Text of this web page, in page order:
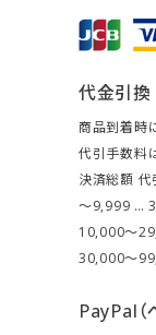
代金引換
商品到着時
代引手数料
決済総額 代
～9,999 …
10,000～
30,000～
PayPal（